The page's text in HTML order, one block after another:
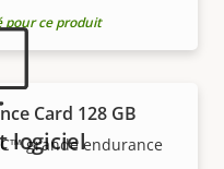
pour ce produit
Card 128 GB
grande endurance
logiciel